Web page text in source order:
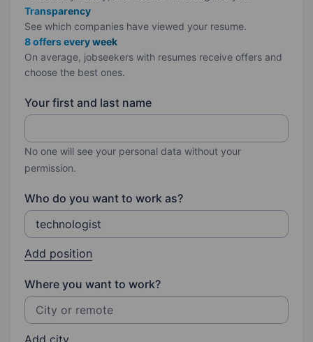
Transparency
See which companies have viewed your resume.
8 offers every week
On average, jobseekers with resumes receive offers and
choose the best ones.
Your first and last name
No one will see your personal data without your
permission.
Who do you want to work as?
Add position
Where you want to work?
Add city